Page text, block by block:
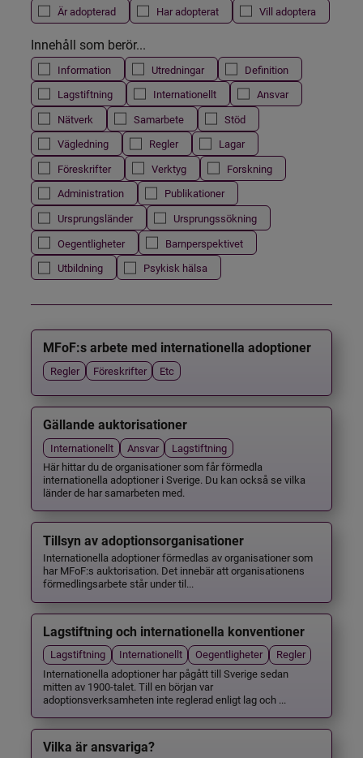
Är adopterad
Har adopterat Vill adoptera
Innehåll som berör...
Information Utredningar
Definition
Lagstiftning
Internationellt
Ansvar
Nätverk
Samarbete
Stöd
Vägledning
Regler
Lagar
Föreskrifter
Verktyg
Forskning
Administration
Publikationer
Ursprungsländer
Ursprungssökning
Oegentligheter
Barnperspektivet
Utbildning
Psykisk hälsa
MFoF:s arbete med internationella adoptioner
Regler Föreskrifter Etc
Gällande auktorisationer
Internationellt Ansvar
Lagstiftning
Här hittar du de organisationer som får förmedla
internationella adoptioner i Sverige. Du kan också se vilka
länder de har samarbeten med.
Tillsyn av adoptionsorganisationer
Internationella adoptioner förmedlas av organisationer som
har MFoF:s auktorisation. Det innebär att organisationens
förmedlingsarbete står under til...
Lagstiftning och internationella konventioner
Lagstiftning Internationellt Oegentligheter
Regler
Internationella adoptioner har pågått till Sverige sedan
mitten av 1900-talet. Till en början var
adoptionsverksamheten inte reglerad enligt lag och ...
Vilka är ansvariga?